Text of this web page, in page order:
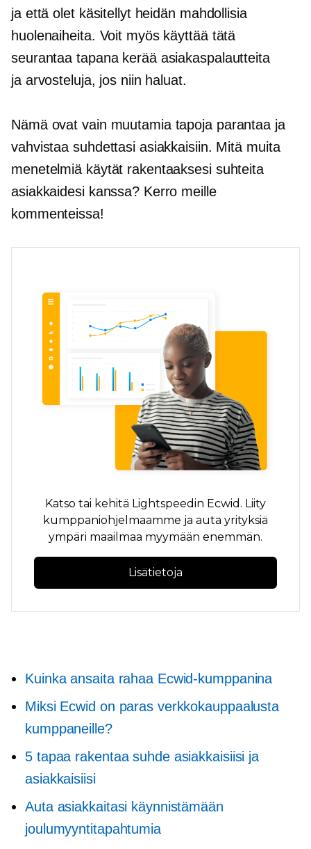
ja että olet käsitellyt heidän mahdollisia
huolenaiheita. Voit myös käyttää tätä
seurantaa tapana kerää asiakaspalautteita
ja arvosteluja, jos niin haluat.
Nämä ovat vain muutamia tapoja parantaa ja
vahvistaa suhdettasi asiakkaisiin. Mitä muita
menetelmiä käytät rakentaaksesi suhteita
asiakkaidesi kanssa? Kerro meille
kommenteissa!
Katso tai kehitä Lightspeedin Ecwid. Liity
kumppaniohjelmaamme ja auta yrityksiä
ympäri maailmaa myymään enemmän.
Lisätietoja
Kuinka ansaita rahaa Ecwid-kumppanina
Miksi Ecwid on paras verkkokauppaalusta
kumppaneille?
5 tapaa rakentaa suhde asiakkaisiisi ja
asiakkaisiisi
Auta asiakkaitasi käynnistämään
joulumyyntitapahtumia